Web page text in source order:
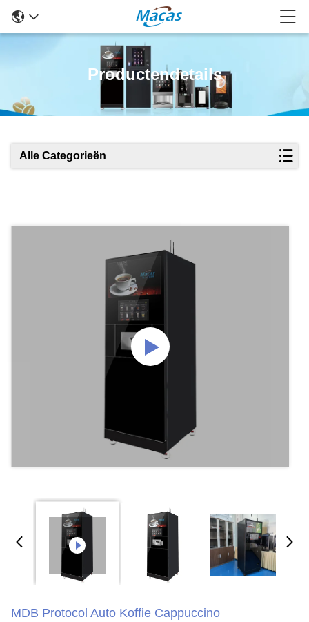
Productendetails
Alle Categorieën
MDB Protocol Auto Koffie Cappuccino